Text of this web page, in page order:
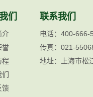
们
介
誉
程
馈
联系我们
电话：400-666-
传真：021-
地址：上海市松